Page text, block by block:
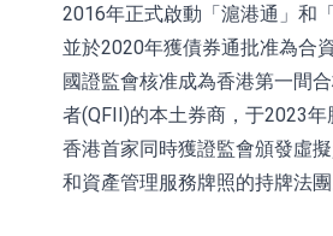
2016年正式啟動「滬港通」和
並於2020年獲債券通批准為合
國證監會核准成為香港第一間
者(QFII)的本土券商，于2023
香港首家同時獲證監會頒發虛
和資產管理服務牌照的持牌法團